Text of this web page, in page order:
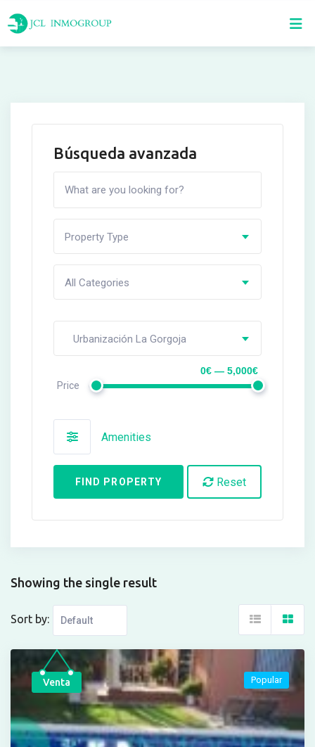
to
Búsqueda avanzada
Property Type
All Categories
Urbanización La Gorgoja
Price
0€ — 5,000€
Amenities
FIND PROPERTY Reset
Showing the single result
Sort by:
Venta Popular